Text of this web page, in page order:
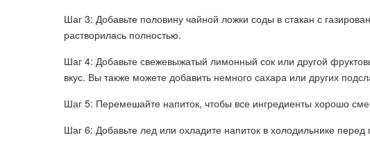
Шаг 3: Добавьте половину чайной ложки соды в стакан с
растворилась полностью.
Шаг 4: Добавьте свежевыжатый лимонный сок или другой
вкус. Вы также можете добавить немного сахара или других
Шаг 5: Перемешайте напиток, чтобы все ингредиенты хорошо
Шаг 6: Добавьте лед или охладите напиток в холодильнике перед